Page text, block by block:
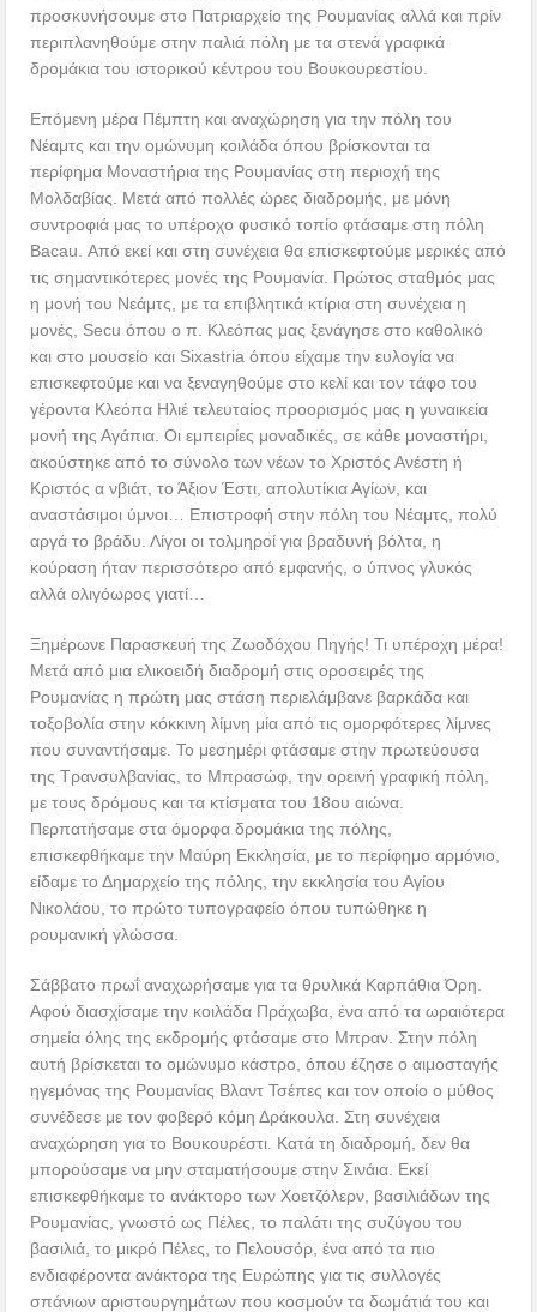
προσκυνήσουμε στο Πατριαρχείο της Ρουμανίας αλλά και πρίν
περιπλανηθούμε στην παλιά πόλη με τα στενά γραφικά
δρομάκια του ιστορικού κέντρου του Βουκουρεστίου.
Επόμενη μέρα Πέμπτη και αναχώρηση για την πόλη του
Νέαμτς και την ομώνυμη κοιλάδα όπου βρίσκονται τα
περίφημα Μοναστήρια της Ρουμανίας στη περιοχή της
Μολδαβίας. Μετά από πολλές ώρες διαδρομής, με μόνη
συντροφιά μας το υπέροχο φυσικό τοπίο φτάσαμε στη πόλη
Bacau. Από εκεί και στη συνέχεια θα επισκεφτούμε μερικές από
τις σημαντικότερες μονές της Ρουμανία. Πρώτος σταθμός μας
η μονή του Νεάμτς, με τα επιβλητικά κτίρια στη συνέχεια η
μονές, Secu όπου ο π. Κλεόπας μας ξενάγησε στο καθολικό
και στο μουσείο και Sixastria όπου είχαμε την ευλογία να
επισκεφτούμε και να ξεναγηθούμε στο κελί και τον τάφο του
γέροντα Κλεόπα Ηλιέ τελευταίος προορισμός μας η γυναικεία
μονή της Αγάπια. Οι εμπειρίες μοναδικές, σε κάθε μοναστήρι,
ακούστηκε από το σύνολο των νέων το Χριστός Ανέστη ή
Κριστός α νβιάτ, το Άξιον Έστι, απολυτίκια Αγίων, και
αναστάσιμοι ύμνοι… Επιστροφή στην πόλη του Νέαμτς, πολύ
αργά το βράδυ. Λίγοι οι τολμηροί για βραδυνή βόλτα, η
κούραση ήταν περισσότερο από εμφανής, ο ύπνος γλυκός
αλλά ολιγόωρος γιατί…
Ξημέρωνε Παρασκευή της Ζωοδόχου Πηγής! Τι υπέροχη μέρα!
Μετά από μια ελικοειδή διαδρομή στις οροσειρές της
Ρουμανίας η πρώτη μας στάση περιελάμβανε βαρκάδα και
τοξοβολία στην κόκκινη λίμνη μία από τις ομορφότερες λίμνες
που συναντήσαμε. Το μεσημέρι φτάσαμε στην πρωτεύουσα
της Τρανσυλβανίας, το Μπρασώφ, την ορεινή γραφική πόλη,
με τους δρόμους και τα κτίσματα του 18ου αιώνα.
Περπατήσαμε στα όμορφα δρομάκια της πόλης,
επισκεφθήκαμε την Μαύρη Εκκλησία, με το περίφημο αρμόνιο,
είδαμε το Δημαρχείο της πόλης, την εκκλησία του Αγίου
Νικολάου, το πρώτο τυπογραφείο όπου τυπώθηκε η
ρουμανική γλώσσα.
Σάββατο πρωΐ αναχωρήσαμε για τα θρυλικά Καρπάθια Όρη.
Αφού διασχίσαμε την κοιλάδα Πράχωβα, ένα από τα ωραιότερα
σημεία όλης της εκδρομής φτάσαμε στο Μπραν. Στην πόλη
αυτή βρίσκεται το ομώνυμο κάστρο, όπου έζησε ο αιμοσταγής
ηγεμόνας της Ρουμανίας Βλαντ Τσέπες και τον οποίο ο μύθος
συνέδεσε με τον φοβερό κόμη Δράκουλα. Στη συνέχεια
αναχώρηση για το Βουκουρέστι. Κατά τη διαδρομή, δεν θα
μπορούσαμε να μην σταματήσουμε στην Σινάια. Εκεί
επισκεφθήκαμε το ανάκτορο των Χοετζόλερν, βασιλιάδων της
Ρουμανίας, γνωστό ως Πέλες, το παλάτι της συζύγου του
βασιλιά, το μικρό Πέλες, το Πελουσόρ, ένα από τα πιο
ενδιαφέροντα ανάκτορα της Ευρώπης για τις συλλογές
σπάνιων αριστουργημάτων που κοσμούν τα δωμάτιά του και